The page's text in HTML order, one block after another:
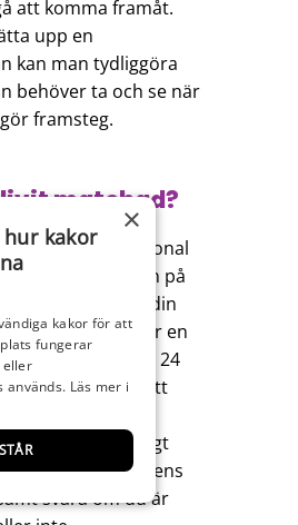
att komma framåt.
upp en
kan man tydliggöra
behöver ta och se när
framsteg.
matchad?
personal
CV i sökningen på
en notis till din
sms om att du har en
Du har då ca 24
att logga in på ditt
tjänsten, ev
CV så det tydligt
har rätt kompetens
svara om du är
×
kakor
kakor för att
fungerar
eller
Läs mer i